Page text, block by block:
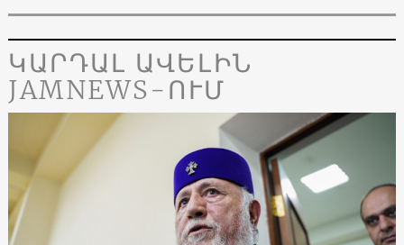
ԿԱՐԴԱԼ ԱՎԵԼԻՆ
JAMNEWS-ՈՒՄ